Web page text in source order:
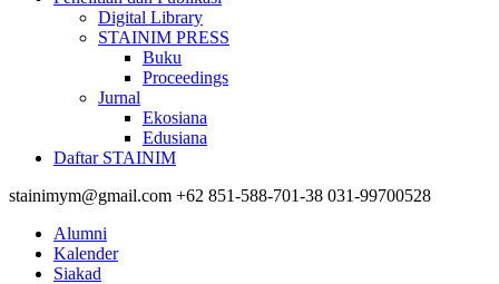
Digital Library
STAINIM PRESS
Buku
Proceedings
Jurnal
Ekosiana
Edusiana
Daftar STAINIM
stainimym@gmail.com +62 851-588-701-38 031-99700528
Alumni
Kalender
Siakad